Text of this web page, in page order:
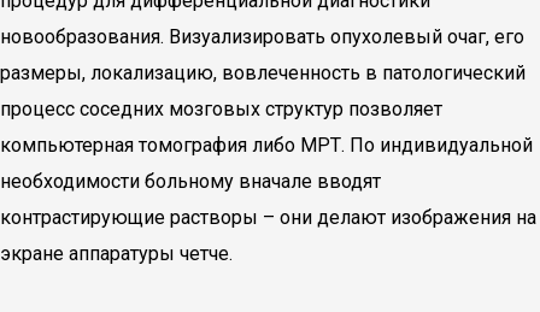
новообразования. Визуализировать опухолевый очаг, его
размеры, локализацию, вовлеченность в патологический
процесс соседних мозговых структур позволяет
компьютерная томография либо МРТ. По индивидуальной
необходимости больному вначале вводят
контрастирующие растворы – они делают изображения на
экране аппаратуры четче.